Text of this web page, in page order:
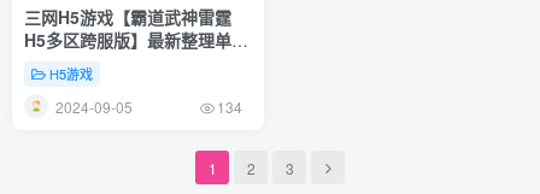
三网H5游戏【霸道武神雷霆
H5多区跨服版】最新整理单机
一键即玩镜像端+Linux手工服
务端+GM授权后台+GM管理后
台+详细搭建教程
H5游戏
2024-09-05 134
1 2 3